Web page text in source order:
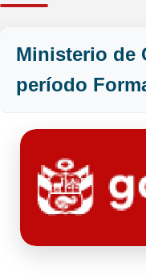
Ministerio de
período